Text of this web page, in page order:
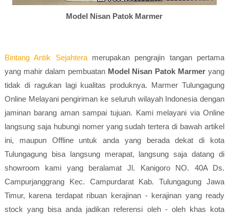
Model Nisan Patok Marmer
Bintang Antik Sejahteramerupakan pengrajin tangan pertama
yang mahir dalam pembuatan Model Nisan Patok Marmer yang
tidak di ragukan lagi kualitas produknya. Marmer Tulungagung
Online Melayani pengiriman ke seluruh wilayah Indonesia dengan
jaminan barang aman sampai tujuan. Kami melayani via Online
langsung saja hubungi nomer yang sudah tertera di bawah artikel
ini, maupun Offline untuk anda yang berada dekat di kota
Tulungagung bisa langsung merapat, langsung saja datang di
showroom kami yang beralamat Jl. Kanigoro NO. 40A Ds.
Campurjanggrang Kec. Campurdarat Kab. Tulungagung Jawa
Timur, karena terdapat ribuan kerajinan - kerajinan yang ready
stock yang bisa anda jadikan referensi oleh - oleh khas kota